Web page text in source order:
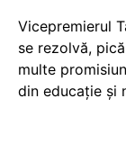
Vicepremierul
se rezolvă,
multe
din educație și